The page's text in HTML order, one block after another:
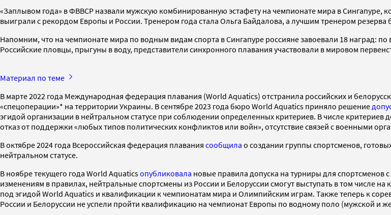
«Заплывом года» в ФВВСР назвали мужскую комбинированную эстафету на чемпионате мира в
выиграли с рекордом Европы и России. Тренером года стала Ольга Байдалова, а лучшим тренером
Напомним, что на чемпионате мира по водным видам спорта в Сингапуре россияне завоевали 18 наград:
Российские пловцы, прыгуны в воду, представители синхронного плавания участвовали в мировом
Материал по теме
В марте 2022 года Международная федерация плавания (World Aquatics) отстранила российских и
«спецоперации»* на территории Украины. В сентябре 2023 года бюро World Aquatics приняло решение
эгидой организации в нейтральном статусе при соблюдении определенных критериев. В числе
отказ от поддержки «любых типов политических конфликтов или войн», отсутствие связей с военными
В октябре 2024 года Всероссийская федерация плавания сообщила о создании группы спортсменов,
нейтральном статусе.
В ноябре текущего года World Aquaticsопубликовала новые правила допуска на турниры для спортсменов
изменениям в правилах, нейтральные спортсмены из России и Белоруссии смогут выступать в том числе
под эгидой World Aquatics и квалификации к чемпионатам мира и Олимпийским играм. Также теперь к
России и Белоруссии не успели пройти квалификацию на чемпионат Европы по водному поло (мужской и